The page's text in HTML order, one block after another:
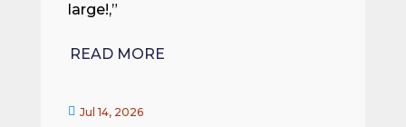
large!,”
READ MORE
 Jul 14, 2026